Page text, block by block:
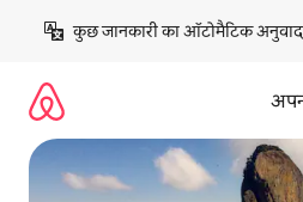
छोड़कर
कॉन्टेंट
कुछ जानकारी का ऑटोमैटिक अनुवाद